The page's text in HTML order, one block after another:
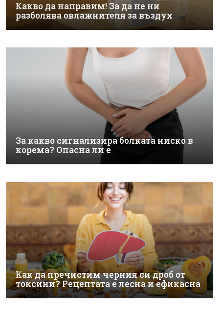
Какво да направим! За да не ни
разболява овлажнителя за въздух
За какво сигнализира болката ниско в
корема? Опасна ли е
Как да пречистим черния си дроб от
токсини? Рецептата е лесна и ефикасна